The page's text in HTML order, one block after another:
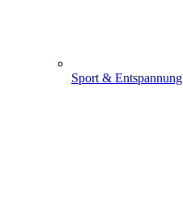
Sport & Entspannung